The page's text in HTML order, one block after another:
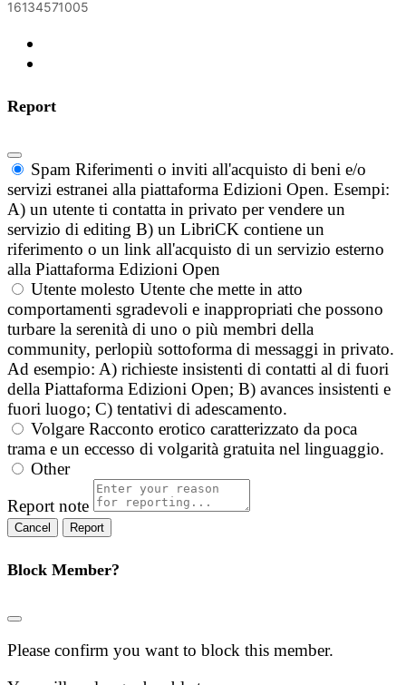
16134571005
Report
Spam Riferimenti o inviti all'acquisto di beni e/o
servizi estranei alla piattaforma Edizioni Open. Esempi:
A) un utente ti contatta in privato per vendere un
servizio di editing B) un LibriCK contiene un
riferimento o un link all'acquisto di un servizio esterno
alla Piattaforma Edizioni Open
Utente molesto Utente che mette in atto
comportamenti sgradevoli e inappropriati che possono
turbare la serenità di uno o più membri della
community, perlopiù sottoforma di messaggi in privato.
Ad esempio: A) richieste insistenti di contatti al di fuori
della Piattaforma Edizioni Open; B) avances insistenti e
fuori luogo; C) tentativi di adescamento.
Volgare Racconto erotico caratterizzato da poca
trama e un eccesso di volgarità gratuita nel linguaggio.
Other
Report note
Report
Block Member?
Please confirm you want to block this member.